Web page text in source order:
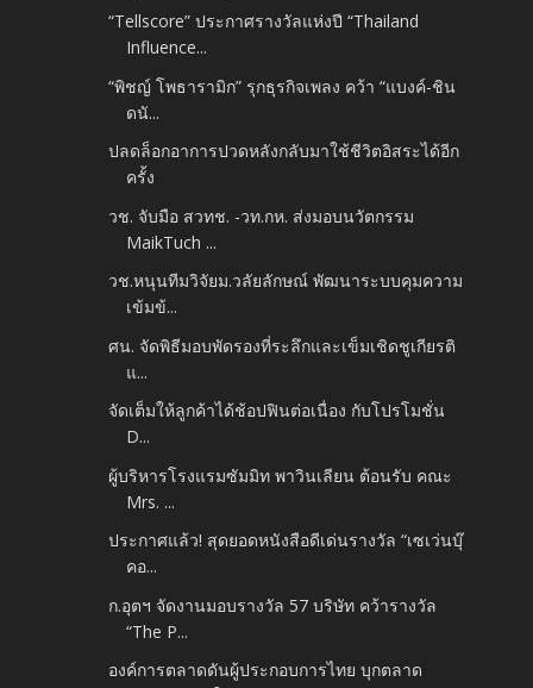
“Tellscore” ประกาศรางวัลแห่งปี “Thailand
Influence...
“พิชญ์ โพธารามิก” รุกธุรกิจเพลง คว้า “แบงค์-ชิน
ดนั...
ปลดล็อกอาการปวดหลังกลับมาใช้ชีวิตอิสระได้อีก
ครั้ง
วช. จับมือ สวทช. -​วท.กห. ส่งมอบนวัตกรรม
MaikTuch ...
วช.หนุนทีมวิจัยม.วลัยลักษณ์ พัฒนาระบบคุมความ
เข้มข้...
ศน. จัดพิธีมอบพัดรองที่ระลึกและเข็มเชิดชูเกียรติ
แ...
จัดเต็มให้ลูกค้าได้ช้อปฟินต่อเนื่อง กับโปรโมชั่น
D...
ผู้บริหารโรงแรมซัมมิท พาวินเลียน ต้อนรับ คณะ
Mrs. ...
ประกาศแล้ว! สุดยอดหนังสือดีเด่นรางวัล “เซเว่นบุ๊
คอ...
ก.อุตฯ จัดงานมอบรางวัล 57 บริษัท คว้ารางวัล
“The P...
องค์การตลาดดันผู้ประกอบการไทย บุกตลาด